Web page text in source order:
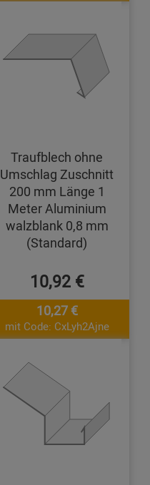
Traufblech ohne
Umschlag Zuschnitt
200 mm Länge 1
Meter Aluminium
walzblank 0,8 mm
(Standard)
10,92 €
10,27 €
mit Code: CxLyh2Ajne